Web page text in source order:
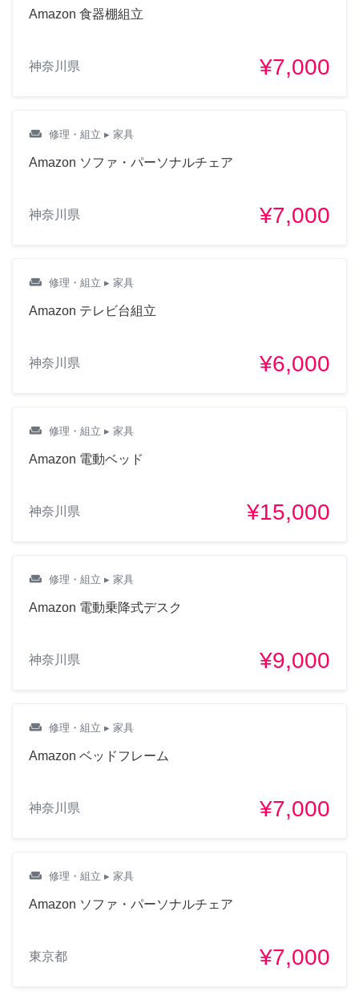
Amazon 食器棚組立
神奈川県 ¥7,000
weekend 修理・組立 ▸ 家具
Amazon ソファ・パーソナルチェア
神奈川県 ¥7,000
weekend 修理・組立 ▸ 家具
Amazon テレビ台組立
神奈川県 ¥6,000
weekend 修理・組立 ▸ 家具
Amazon 電動ベッド
神奈川県 ¥15,000
weekend 修理・組立 ▸ 家具
Amazon 電動乗降式デスク
神奈川県 ¥9,000
weekend 修理・組立 ▸ 家具
Amazon ベッドフレーム
神奈川県 ¥7,000
weekend 修理・組立 ▸ 家具
Amazon ソファ・パーソナルチェア
東京都 ¥7,000